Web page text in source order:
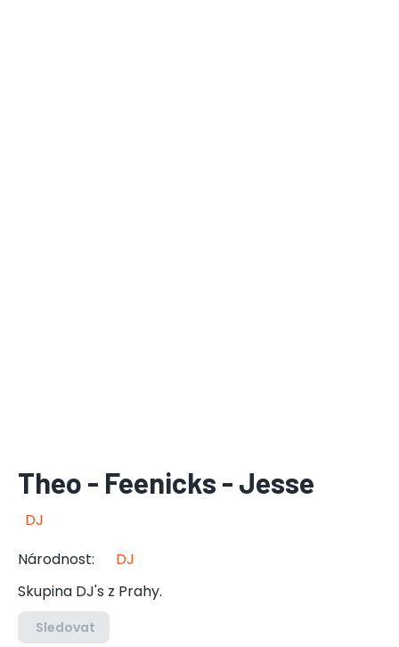
Theo - Feenicks - Jesse
DJ
Národnost:
DJ
Skupina DJ's z Prahy.
Sledovat